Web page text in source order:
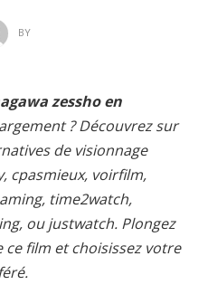
BY
zessho en
? Découvrez sur
de visionnage
cpasmieux, voirfilm,
time2watch,
ou justwatch. Plongez
ce film et choisissez votre